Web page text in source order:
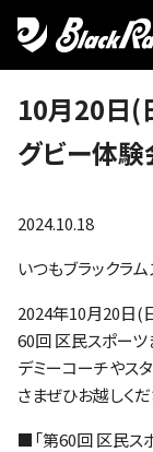
HOME
チーム
メンバー
アカデミー
SDGs・ホー
10月20日(
グビー体
2024.10.18
いつもブラックラ
2024年10月20日(
60回 区民スポーツ
デミーコーチやス
さまぜひお越しくだ
■「第60回 区民ス